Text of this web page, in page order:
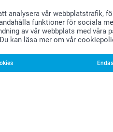
analysera vår webbplatstrafik,
funktioner för sociala
av vår webbplats med våra
kan läsa mer om vår